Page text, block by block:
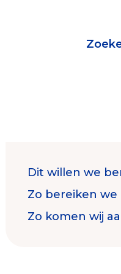
Dit willen we
Zo bereiken we
Zo komen wij